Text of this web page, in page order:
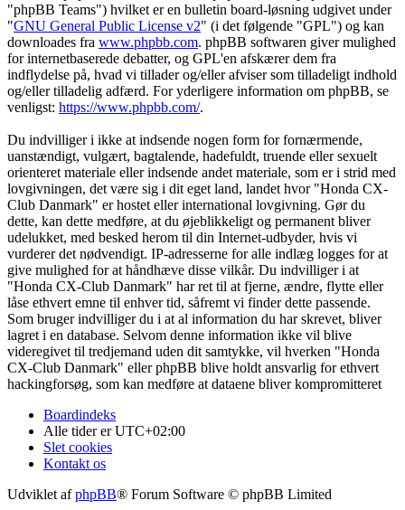
"phpBB Teams") hvilket er en bulletin board-løsning udgivet under
"GNU General Public License v2" (i det følgende "GPL") og kan
downloades fra www.phpbb.com. phpBB softwaren giver mulighed
for internetbaserede debatter, og GPL'en afskærer dem fra
indflydelse på, hvad vi tillader og/eller afviser som tilladeligt indhold
og/eller tilladelig adfærd. For yderligere information om phpBB, se
venligst: https://www.phpbb.com/.
Du indvilliger i ikke at indsende nogen form for fornærmende,
uanstændigt, vulgært, bagtalende, hadefuldt, truende eller sexuelt
orienteret materiale eller indsende andet materiale, som er i strid med
lovgivningen, det være sig i dit eget land, landet hvor "Honda CX-
Club Danmark" er hostet eller international lovgivning. Gør du
dette, kan dette medføre, at du øjeblikkeligt og permanent bliver
udelukket, med besked herom til din Internet-udbyder, hvis vi
vurderer det nødvendigt. IP-adresserne for alle indlæg logges for at
give mulighed for at håndhæve disse vilkår. Du indvilliger i at
"Honda CX-Club Danmark" har ret til at fjerne, ændre, flytte eller
låse ethvert emne til enhver tid, såfremt vi finder dette passende.
Som bruger indvilliger du i at al information du har skrevet, bliver
lagret i en database. Selvom denne information ikke vil blive
videregivet til tredjemand uden dit samtykke, vil hverken "Honda
CX-Club Danmark" eller phpBB blive holdt ansvarlig for ethvert
hackingforsøg, som kan medføre at dataene bliver kompromitteret
Boardindeks
Alle tider erUTC+02:00
Slet cookies
Kontakt os
Udviklet afphpBB® Forum Software © phpBB Limited